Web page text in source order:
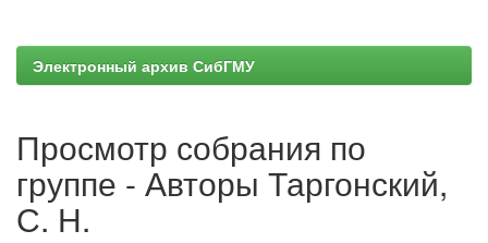
Электронный архив СибГМУ
Просмотр собрания по
группе - Авторы Таргонский,
С. Н.